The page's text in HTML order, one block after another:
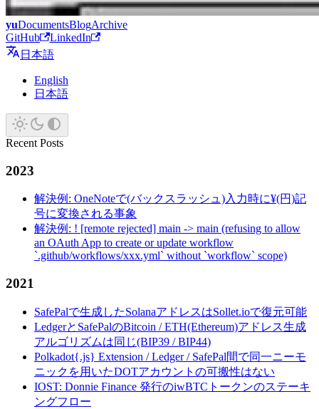
yuDocumentsBlogArchive
GitHub
LinkedIn
日本語
English
日本語
Recent Posts
2023
解決例: OneNoteで(バックスラッシュ)入力時に¥(円)記
号に変換される事象
解決例: ! [remote rejected] main -> main (refusing to allow
an OAuth App to create or update workflow
`.github/workflows/xxx.yml` without `workflow` scope)
2021
SafePalで生成したSolanaアドレスはSollet.ioで復元可能
LedgerとSafePalのBitcoin / ETH(Ethereum)アドレス生成
アルゴリズムは同じ(BIP39 / BIP44)
Polkadot{.js} Extension / Ledger / SafePal間で同一ニーモ
ニックを用いたDOTアカウントの可搬性はない
IOST: Donnie Finance 発行のiwBTCトークンのステーキ
ングフロー